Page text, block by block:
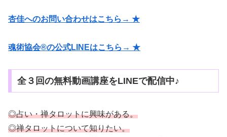
杏佳へのお問い合わせはこちら→ ★
魂術協会®の公式LINEはこちら→ ★
全３回の無料動画講座をLINEで配信中♪
◎占い・禅タロットに興味がある。
◎禅タロットについて知りたい。